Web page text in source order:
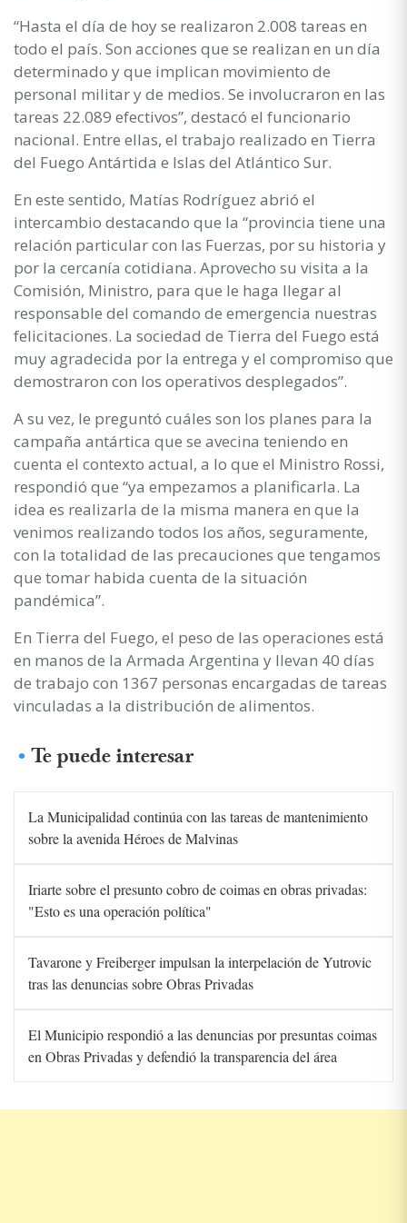
“Hasta el día de hoy se realizaron 2.008 tareas en
todo el país. Son acciones que se realizan en un día
determinado y que implican movimiento de
personal militar y de medios. Se involucraron en las
tareas 22.089 efectivos”, destacó el funcionario
nacional. Entre ellas, el trabajo realizado en Tierra
del Fuego Antártida e Islas del Atlántico Sur.
En este sentido, Matías Rodríguez abrió el
intercambio destacando que la “provincia tiene una
relación particular con las Fuerzas, por su historia y
por la cercanía cotidiana. Aprovecho su visita a la
Comisión, Ministro, para que le haga llegar al
responsable del comando de emergencia nuestras
felicitaciones. La sociedad de Tierra del Fuego está
muy agradecida por la entrega y el compromiso que
demostraron con los operativos desplegados”.
A su vez, le preguntó cuáles son los planes para la
campaña antártica que se avecina teniendo en
cuenta el contexto actual, a lo que el Ministro Rossi,
respondió que “ya empezamos a planificarla. La
idea es realizarla de la misma manera en que la
venimos realizando todos los años, seguramente,
con la totalidad de las precauciones que tengamos
que tomar habida cuenta de la situación
pandémica”.
En Tierra del Fuego, el peso de las operaciones está
en manos de la Armada Argentina y llevan 40 días
de trabajo con 1367 personas encargadas de tareas
vinculadas a la distribución de alimentos.
Te puede interesar
La Municipalidad continúa con las tareas de mantenimiento
sobre la avenida Héroes de Malvinas
Iriarte sobre el presunto cobro de coimas en obras privadas:
"Esto es una operación política"
Tavarone y Freiberger impulsan la interpelación de Yutrovic
tras las denuncias sobre Obras Privadas
El Municipio respondió a las denuncias por presuntas coimas
en Obras Privadas y defendió la transparencia del área